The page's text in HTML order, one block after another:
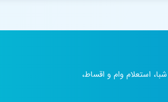
استعلام وام و اقساط،